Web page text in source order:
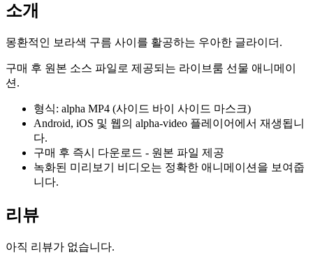
소개
몽환적인 보라색 구름 사이를 활공하는 우아한 글라이더.
구매 후 원본 소스 파일로 제공되는 라이브룸 선물 애니메이
션.
형식: alpha MP4 (사이드 바이 사이드 마스크)
Android, iOS 및 웹의 alpha-video 플레이어에서 재생됩니
다.
구매 후 즉시 다운로드 - 원본 파일 제공
녹화된 미리보기 비디오는 정확한 애니메이션을 보여줍
니다.
리뷰
아직 리뷰가 없습니다.